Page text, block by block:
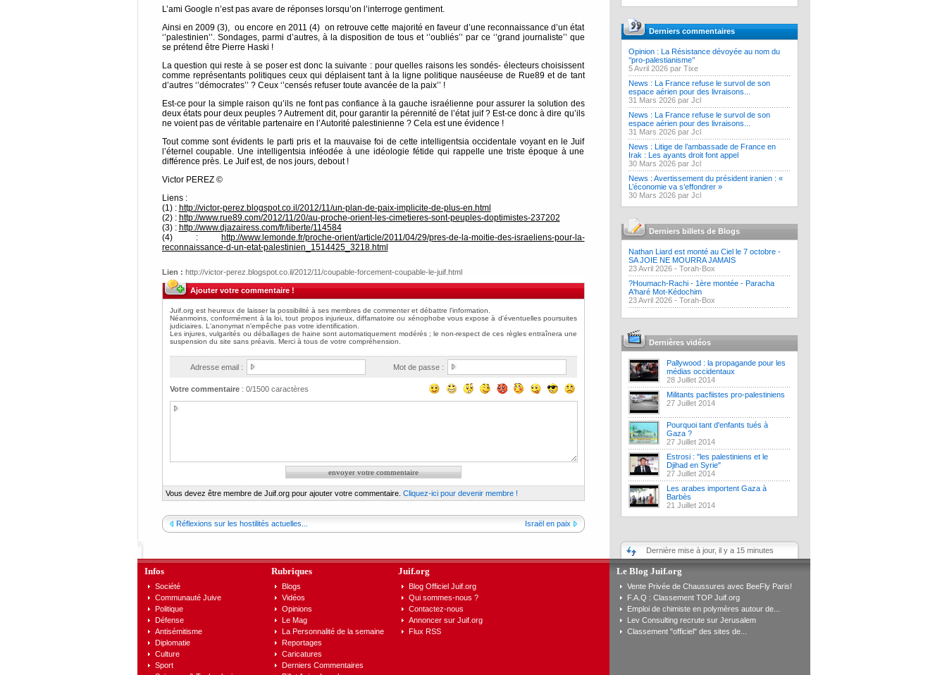
L’ami Google n’est pas avare de réponses lorsqu’on l’interroge gentiment.
Ainsi en 2009 (3), ou encore en 2011 (4) on retrouve cette majorité en faveur d’une reconnaissance d’un état
‘’palestinien’’. Sondages, parmi d’autres, à la disposition de tous et ‘’oubliés’’ par ce ‘’grand journaliste’’ que
se prétend être Pierre Haski !
La question qui reste à se poser est donc la suivante : pour quelles raisons les sondés- électeurs choisissent
comme représentants politiques ceux qui déplaisent tant à la ligne politique nauséeuse de Rue89 et de tant
d’autres ‘’démocrates’’ ? Ceux ‘’censés refuser toute avancée de la paix’’ !
Est-ce pour la simple raison qu’ils ne font pas confiance à la gauche israélienne pour assurer la solution des
deux états pour deux peuples ? Autrement dit, pour garantir la pérennité de l’état juif ? Est-ce donc à dire qu’ils
ne voient pas de véritable partenaire en l’Autorité palestinienne ? Cela est une évidence !
Tout comme sont évidents le parti pris et la mauvaise foi de cette intelligentsia occidentale voyant en le Juif
l’éternel coupable. Une intelligentsia inféodée à une idéologie fétide qui rappelle une triste époque à une
différence près. Le Juif est, de nos jours, debout !
Victor PEREZ ©
Liens :
(1) : http://victor-perez.blogspot.co.il/2012/11/un-plan-de-paix-implicite-de-plus-en.html
(2) : http://www.rue89.com/2012/11/20/au-proche-orient-les-cimetieres-sont-peuples-doptimistes-237202
(3) : http://www.djazairess.com/fr/liberte/114584
(4) :
http://www.lemonde.fr/proche-orient/article/2011/04/29/pres-de-la-moitie-des-israeliens-pour-la-
reconnaissance-d-un-etat-palestinien_1514425_3218.html
Lien : http://victor-perez.blogspot.co.il/2012/11/coupable-forcement-coupable-le-juif.html
Ajouter votre commentaire !
Adresse email : Mot de passe :
Votre commentaire: 0/1500 caractères
Vous devez être membre de Juif.org pour ajouter votre commentaire. Cliquez-ici pour devenir membre !
Réflexions sur les hostilités actuelles... Israël en paix
Derniers commentaires
Opinion : La Résistance dévoyée au nom du
‘’pro-palestianisme’’
5 Avril 2026 par Tixe
News : La France refuse le survol de son
espace aérien pour des livraisons...
31 Mars 2026 par Jcl
News : La France refuse le survol de son
espace aérien pour des livraisons...
31 Mars 2026 par Jcl
News : Litige de l’ambassade de France en
Irak : Les ayants droit font appel
30 Mars 2026 par Jcl
News : Avertissement du président iranien : «
L’économie va s’effondrer »
30 Mars 2026 par Jcl
Derniers billets de Blogs
Nathan Liard est monté au Ciel le 7 octobre -
SA JOIE NE MOURRA JAMAIS
23 Avril 2026 - Torah-Box
?Houmach-Rachi - 1ère montée - Paracha
A'haré Mot-Kédochim
23 Avril 2026 - Torah-Box
Dernières vidéos
Pallywood : la propagande pour les
médias occidentaux
28 Juillet 2014
Militants pacfiistes pro-palestiniens
27 Juillet 2014
Pourquoi tant d'enfants tués à
Gaza ?
27 Juillet 2014
Estrosi : "les palestiniens et le
Djihad en Syrie"
27 Juillet 2014
Les arabes importent Gaza à
Barbès
21 Juillet 2014
Dernière mise à jour, il y a 15 minutes
Infos
Société
Communauté Juive
Politique
Défense
Antisémitisme
Diplomatie
Culture
Sport
Rubriques
Blogs
Vidéos
Opinions
Le Mag
La Personnalité de la semaine
Reportages
Caricatures
Derniers Commentaires
Juif.org
Blog Officiel Juif.org
Qui sommes-nous ?
Contactez-nous
Annoncer sur Juif.org
Flux RSS
Le Blog Juif.org
Vente Privée de Chaussures avec BeeFly Paris!
F.A.Q : Classement TOP Juif.org
Emploi de chimiste en polymères autour de...
Lev Consulting recrute sur Jerusalem
Classement "officiel" des sites de...